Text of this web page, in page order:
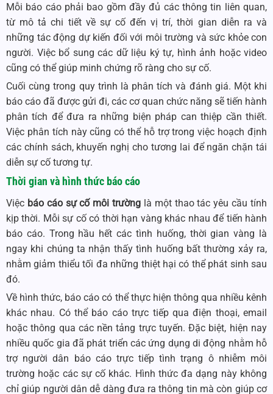
Mỗi báo cáo phải bao gồm đầy đủ các thông tin liên quan,
từ mô tả chi tiết về sự cố đến vị trí, thời gian diễn ra và
những tác động dự kiến đối với môi trường và sức khỏe con
người. Việc bổ sung các dữ liệu ký tự, hình ảnh hoặc video
cũng có thể giúp minh chứng rõ ràng cho sự cố.
Cuối cùng trong quy trình là phân tích và đánh giá. Một khi
báo cáo đã được gửi đi, các cơ quan chức năng sẽ tiến hành
phân tích để đưa ra những biện pháp can thiệp cần thiết.
Việc phân tích này cũng có thể hỗ trợ trong việc hoạch định
các chính sách, khuyến nghị cho tương lai để ngăn chặn tái
diễn sự cố tương tự.
Thời gian và hình thức báo cáo
Việc báo cáo sự cố môi trường là một thao tác yêu cầu tính
kịp thời. Mỗi sự cố có thời hạn vàng khác nhau để tiến hành
báo cáo. Trong hầu hết các tình huống, thời gian vàng là
ngay khi chúng ta nhận thấy tình huống bất thường xảy ra,
nhằm giảm thiểu tối đa những thiệt hại có thể phát sinh sau
đó.
Về hình thức, báo cáo có thể thực hiện thông qua nhiều kênh
khác nhau. Có thể báo cáo trực tiếp qua điện thoại, email
hoặc thông qua các nền tảng trực tuyến. Đặc biệt, hiện nay
nhiều quốc gia đã phát triển các ứng dụng di động nhằm hỗ
trợ người dân báo cáo trực tiếp tình trạng ô nhiễm môi
trường hoặc các sự cố khác. Hình thức đa dạng này không
chỉ giúp người dân dễ dàng đưa ra thông tin mà còn giúp cơ